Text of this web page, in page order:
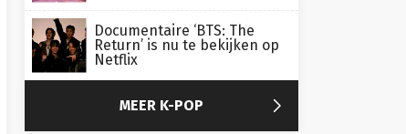
Documentaire ‘BTS: The
Return’ is nu te bekijken op
Netflix
MEER K-POP 